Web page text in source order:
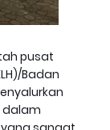
pusat
Badan
dalam